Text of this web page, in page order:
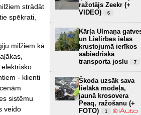
strādāt
spēkrati,
milžiem kā
- klienti
sistēmu
veido
ražotājs Zeekr (+
VIDEO)
6
Kārļa Ulmaņa
un Lielirbes ielas
krustojumā ierīkos
sabiedriskā
transporta joslu
7
Škoda uzsāk sava
lielākā modeļa,
jaunā krosovera
Peaq, ražošanu (+
FOTO)
1